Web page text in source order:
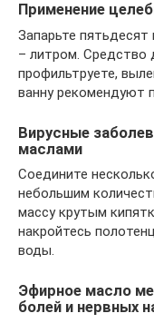
Применение
Запарьте
– литром. Средство
профильтруете,
ванну рекомендуют
Вирусные
маслами
Соедините
небольшим
массу крутым
накройтесь
воды.
Эфирное масло
болей и нервных